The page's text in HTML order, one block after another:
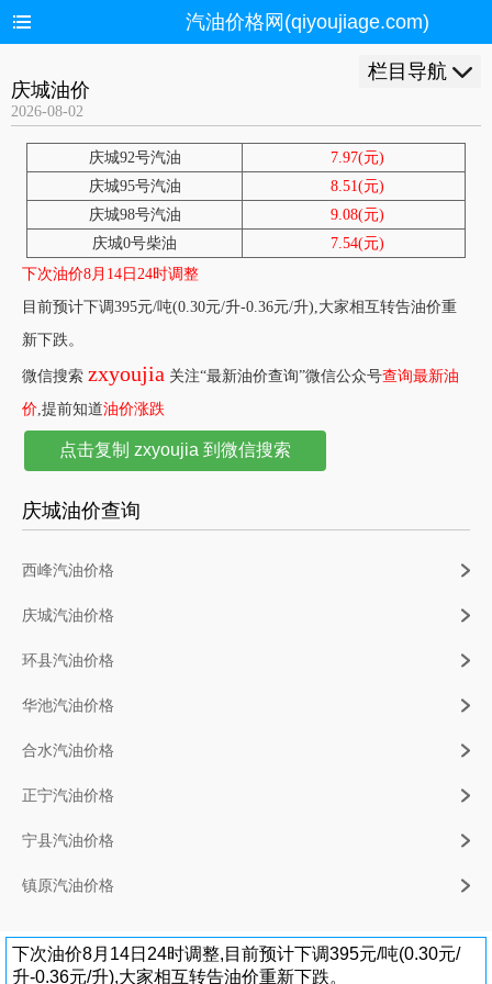
汽油价格网(qiyoujiage.com)
栏目导航
庆城油价
2026-08-02
庆城92号汽油
7.97(元)
庆城95号汽油
8.51(元)
庆城98号汽油
9.08(元)
庆城0号柴油
7.54(元)
下次油价8月14日24时调整
目前预计下调395元/吨(0.30元/升-0.36元/升),大家相互转告油价重
新下跌。
微信搜索 zxyoujia 关注“最新油价查询”微信公众号查询最新油
价,提前知道油价涨跌
点击复制 zxyoujia 到微信搜索
庆城油价查询
西峰汽油价格
庆城汽油价格
环县汽油价格
华池汽油价格
合水汽油价格
正宁汽油价格
宁县汽油价格
镇原汽油价格
下次油价8月14日24时调整,目前预计下调395元/吨(0.30元/
升-0.36元/升),大家相互转告油价重新下跌。